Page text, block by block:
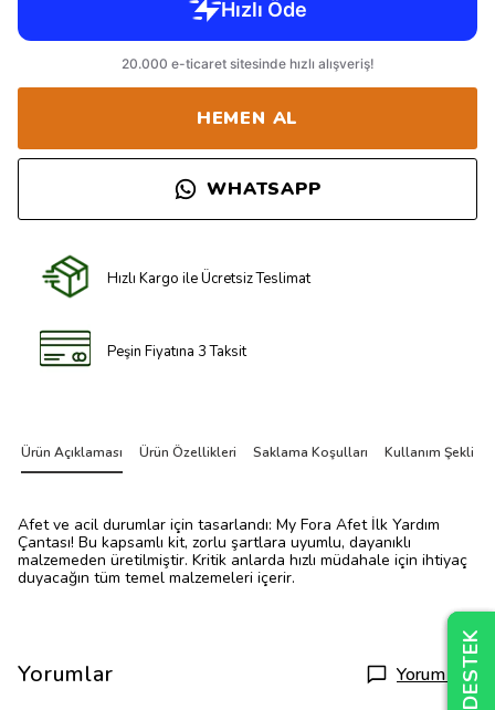
HEMEN AL
WHATSAPP
Hızlı Kargo ile Ücretsiz Teslimat
Peşin Fiyatına 3 Taksit
Ürün Açıklaması Ürün Özellikleri Saklama Koşulları Kullanım Şekli
Afet ve acil durumlar için tasarlandı: My Fora Afet İlk Yardım
Çantası! Bu kapsamlı kit, zorlu şartlara uyumlu, dayanıklı
malzemeden üretilmiştir. Kritik anlarda hızlı müdahale için ihtiyaç
duyacağın tüm temel malzemeleri içerir.
Yorumlar Yorum Yap